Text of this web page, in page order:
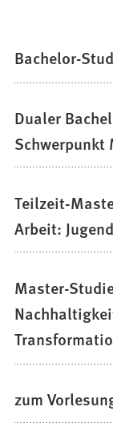
Bachelor-
Dualer
Teilzeit-
Arbeit:
Master-
zum